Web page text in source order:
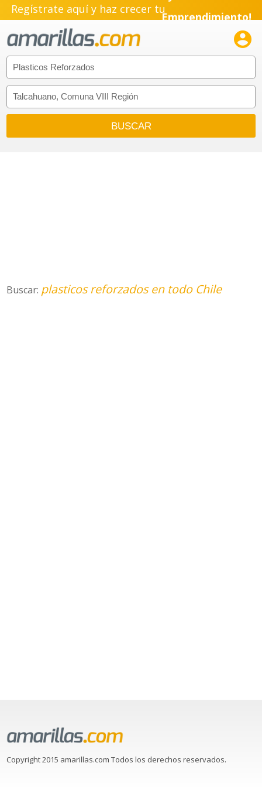
Regístrate aquí y haz crecer tuEmprendimiento!

Buscar: plasticos reforzados en todo Chile
Copyright 2015 amarillas.com Todos los derechos reservados.